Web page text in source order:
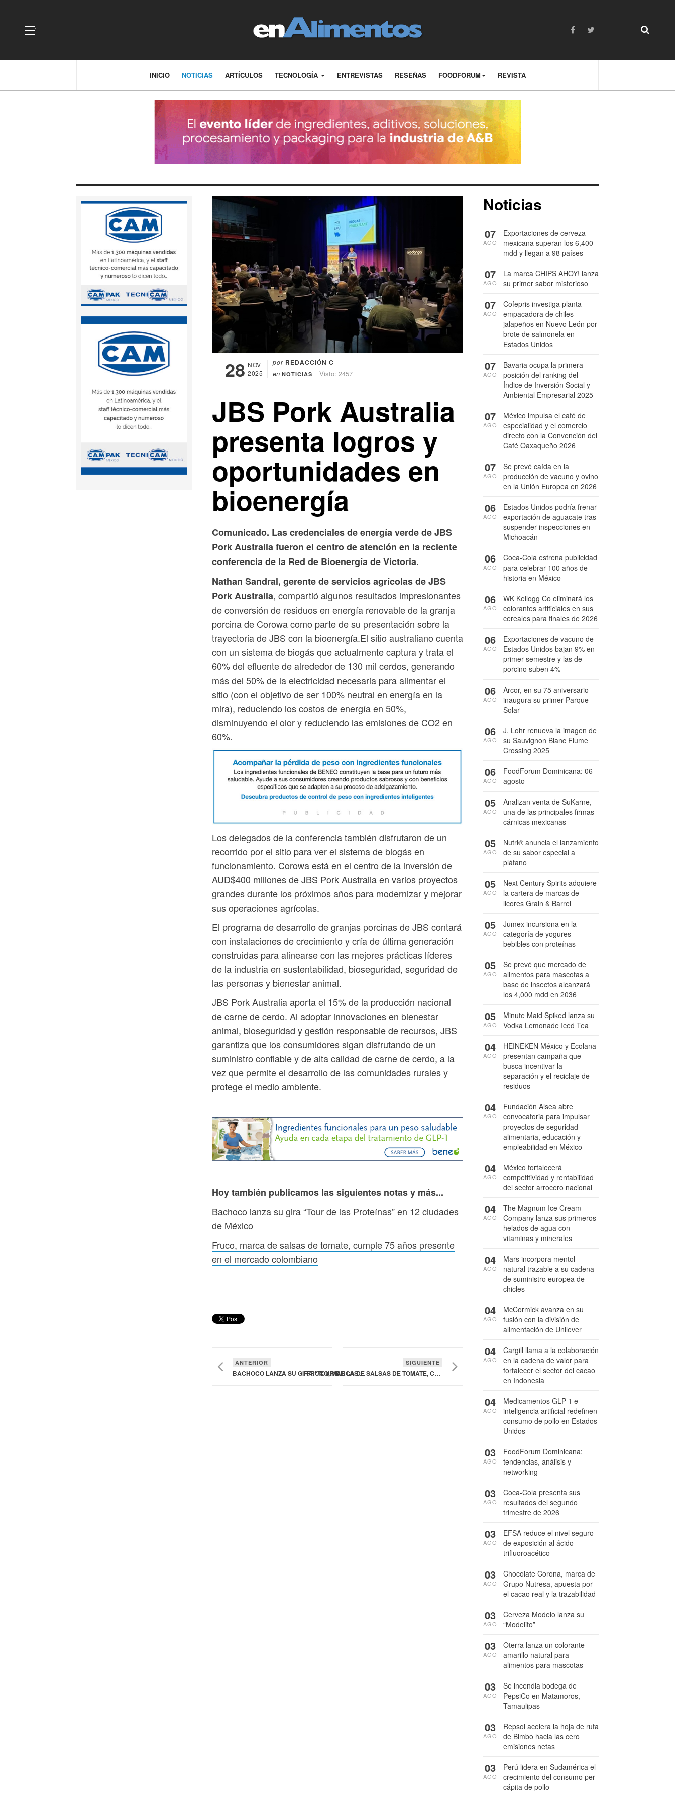
OFF CANVAS
INICIO NOTICIAS ARTÍCULOS TECNOLOGÍA ENTREVISTAS RESEÑAS FOODFORUM REVISTA
28 NOV
2025
por REDACCIÓN C
en NOTICIAS Visto: 2457
JBS Pork Australia
presenta logros y
oportunidades en
bioenergía
Comunicado. Las credenciales de energía verde de JBS
Pork Australia fueron el centro de atención en la reciente
conferencia de la Red de Bioenergía de Victoria.
Nathan Sandral, gerente de servicios agrícolas de JBS
Pork Australia, compartió algunos resultados impresionantes
de conversión de residuos en energía renovable de la granja
porcina de Corowa como parte de su presentación sobre la
trayectoria de JBS con la bioenergía.El sitio australiano cuenta
con un sistema de biogás que actualmente captura y trata el
60% del efluente de alrededor de 130 mil cerdos, generando
más del 50% de la electricidad necesaria para alimentar el
sitio (con el objetivo de ser 100% neutral en energía en la
mira), reduciendo los costos de energía en 50%,
disminuyendo el olor y reduciendo las emisiones de CO2 en
60%.
Los delegados de la conferencia también disfrutaron de un
recorrido por el sitio para ver el sistema de biogás en
funcionamiento. Corowa está en el centro de la inversión de
AUD$400 millones de JBS Pork Australia en varios proyectos
grandes durante los próximos años para modernizar y mejorar
sus operaciones agrícolas.
El programa de desarrollo de granjas porcinas de JBS contará
con instalaciones de crecimiento y cría de última generación
construidas para alinearse con las mejores prácticas líderes
de la industria en sustentabilidad, bioseguridad, seguridad de
las personas y bienestar animal.
JBS Pork Australia aporta el 15% de la producción nacional
de carne de cerdo. Al adoptar innovaciones en bienestar
animal, bioseguridad y gestión responsable de recursos, JBS
garantiza que los consumidores sigan disfrutando de un
suministro confiable y de alta calidad de carne de cerdo, a la
vez que permite el desarrollo de las comunidades rurales y
protege el medio ambiente.
Hoy también publicamos las siguientes notas y más...
Bachoco lanza su gira “Tour de las Proteínas” en 12 ciudades
de México
Fruco, marca de salsas de tomate, cumple 75 años presente
en el mercado colombiano
ANTERIOR
BACHOCO LANZA SU GIRA “TOUR DE LAS PROTEÍNAS” EN 12 CIUDADES DE MÉXICO
SIGUIENTE
FRUCO, MARCA DE SALSAS DE TOMATE, CUMPLE 75 AÑOS PRESENTE EN EL MERCADO COLOMBIANO
Noticias
Exportaciones de cerveza
mexicana superan los 6,400
mdd y llegan a 98 países
07
AGO
La marca CHIPS AHOY! lanza
su primer sabor misterioso
07
AGO
Cofepris investiga planta
empacadora de chiles
jalapeños en Nuevo León por
brote de salmonela en
Estados Unidos
07
AGO
Bavaria ocupa la primera
posición del ranking del
Índice de Inversión Social y
Ambiental Empresarial 2025
07
AGO
México impulsa el café de
especialidad y el comercio
directo con la Convención del
Café Oaxaqueño 2026
07
AGO
Se prevé caída en la
producción de vacuno y ovino
en la Unión Europea en 2026
07
AGO
Estados Unidos podría frenar
exportación de aguacate tras
suspender inspecciones en
Michoacán
06
AGO
Coca-Cola estrena publicidad
para celebrar 100 años de
historia en México
06
AGO
WK Kellogg Co eliminará los
colorantes artificiales en sus
cereales para finales de 2026
06
AGO
Exportaciones de vacuno de
Estados Unidos bajan 9% en
primer semestre y las de
porcino suben 4%
06
AGO
Arcor, en su 75 aniversario
inaugura su primer Parque
Solar
06
AGO
J. Lohr renueva la imagen de
su Sauvignon Blanc Flume
Crossing 2025
06
AGO
FoodForum Dominicana: 06
agosto
06
AGO
Analizan venta de SuKarne,
una de las principales firmas
cárnicas mexicanas
05
AGO
Nutri® anuncia el lanzamiento
de su sabor especial a
plátano
05
AGO
Next Century Spirits adquiere
la cartera de marcas de
licores Grain & Barrel
05
AGO
Jumex incursiona en la
categoría de yogures
bebibles con proteínas
05
AGO
Se prevé que mercado de
alimentos para mascotas a
base de insectos alcanzará
los 4,000 mdd en 2036
05
AGO
Minute Maid Spiked lanza su
Vodka Lemonade Iced Tea
05
AGO
HEINEKEN México y Ecolana
presentan campaña que
busca incentivar la
separación y el reciclaje de
residuos
04
AGO
Fundación Alsea abre
convocatoria para impulsar
proyectos de seguridad
alimentaria, educación y
empleabilidad en México
04
AGO
México fortalecerá
competitividad y rentabilidad
del sector arrocero nacional
04
AGO
The Magnum Ice Cream
Company lanza sus primeros
helados de agua con
vitaminas y minerales
04
AGO
Mars incorpora mentol
natural trazable a su cadena
de suministro europea de
chicles
04
AGO
McCormick avanza en su
fusión con la división de
alimentación de Unilever
04
AGO
Cargill llama a la colaboración
en la cadena de valor para
fortalecer el sector del cacao
en Indonesia
04
AGO
Medicamentos GLP-1 e
inteligencia artificial redefinen
consumo de pollo en Estados
Unidos
04
AGO
FoodForum Dominicana:
tendencias, análisis y
networking
03
AGO
Coca-Cola presenta sus
resultados del segundo
trimestre de 2026
03
AGO
EFSA reduce el nivel seguro
de exposición al ácido
trifluoroacético
03
AGO
Chocolate Corona, marca de
Grupo Nutresa, apuesta por
el cacao real y la trazabilidad
03
AGO
Cerveza Modelo lanza su
“Modelito”
03
AGO
Oterra lanza un colorante
amarillo natural para
alimentos para mascotas
03
AGO
Se incendia bodega de
PepsiCo en Matamoros,
Tamaulipas
03
AGO
Repsol acelera la hoja de ruta
de Bimbo hacia las cero
emisiones netas
03
AGO
Perú lidera en Sudamérica el
crecimiento del consumo per
cápita de pollo
03
AGO